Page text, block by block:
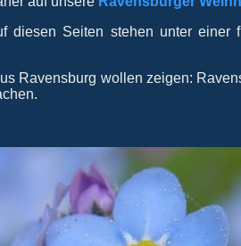
diesen Seiten stehen unter einer
Ravensburg wollen zeigen: